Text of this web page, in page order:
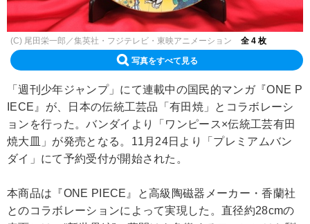
(C) 尾田栄一郎／集英社・フジテレビ・東映アニメーション 全 4 枚
写真をすべて見る
「週刊少年ジャンプ」にて連載中の国民的マンガ『ONE P
IECE』が、日本の伝統工芸品「有田焼」とコラボレーシ
ョンを行った。バンダイより「ワンピース×伝統工芸有田
焼大皿」が発売となる。11月24日より「プレミアムバン
ダイ」にて予約受付が開始された。
本商品は『ONE PIECE』と高級陶磁器メーカー・香蘭社
とのコラボレーションによって実現した。直径約28cmの